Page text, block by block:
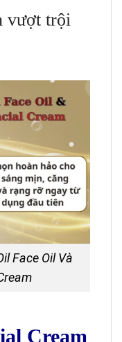
vượt trội
Face Oil Và
Cream